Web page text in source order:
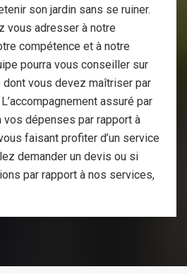
son jardin sans se ruiner.
vous adresser à notre
compétence et à notre
pourra vous conseiller sur
vous devez maîtriser par
assuré par
dépenses par rapport à
faisant profiter d’un service
demander un devis ou si
par rapport à nos services,